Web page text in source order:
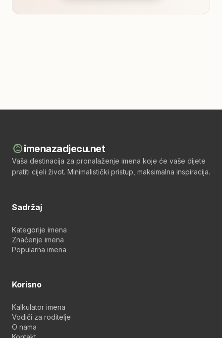
child_careimenazadjecu.net
Vaša destinacija za pronalaženje imena koje će vaše dijete
pratiti cijeli život. Minimalistički pristup, maksimalna inspiracija.
Sadržaj
Kategorije imena
Značenje imena
Popularna imena
Korisno
Kalkulator imena
Vodiči za roditelje
O nama